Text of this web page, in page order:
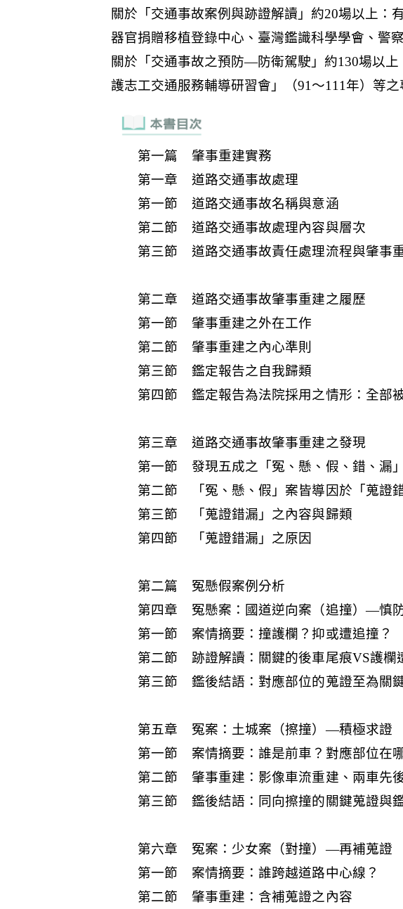
第一篇 肇事重建實務
第一章 道路交通事故處理
第一節 道路交通事故名稱與意涵
第二節 道路交通事故處理內容與層次
第三節 道路交通事故責任處理流程與肇事
第二章 道路交通事故肇事重建之履歷
第一節 肇事重建之外在工作
第二節 肇事重建之內心準則
第三節 鑑定報告之自我歸類
第四節 鑑定報告為法院採用之情形：全部
第三章 道路交通事故肇事重建之發現
第一節 發現五成之「冤、懸、假、錯、漏
第二節 「冤、懸、假」案皆導因於「蒐證錯
第三節 「蒐證錯漏」之內容與歸類
第四節 「蒐證錯漏」之原因
第二篇 冤懸假案例分析
第四章 冤懸案：國道逆向案（追撞）—慎
第一節 案情摘要：撞護欄？抑或遭追撞？
第二節 跡證解讀：關鍵的後車尾痕VS護欄
第三節 鑑後結語：對應部位的蒐證至為關
第五章 冤案：土城案（擦撞）—積極求證
第一節 案情摘要：誰是前車？對應部位在
第二節 肇事重建：影像車流重建、兩車先
第三節 鑑後結語：同向擦撞的關鍵蒐證與
第六章 冤案：少女案（對撞）—再補蒐證
第一節 案情摘要：誰跨越道路中心線？
第二節 肇事重建：含補蒐證之內容